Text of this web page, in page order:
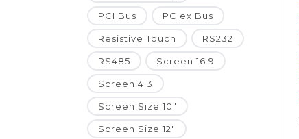
PCI Bus PCIex Bus
Resistive Touch RS232
RS485 Screen 16:9
Screen 4:3
Screen Size 10"
Screen Size 12"